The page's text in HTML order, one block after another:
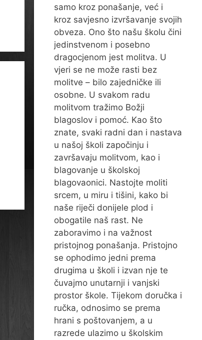
samo kroz ponašanje, već i
kroz savjesno izvršavanje svojih
obveza. Ono što našu školu čini
jedinstvenom i posebno
dragocjenom jest molitva. U
vjeri se ne može rasti bez
molitve – bilo zajedničke ili
osobne. U svakom radu
molitvom tražimo Božji
blagoslov i pomoć. Kao što
znate, svaki radni dan i nastava
u našoj školi započinju i
završavaju molitvom, kao i
blagovanje u školskoj
blagovaonici. Nastojte moliti
srcem, u miru i tišini, kako bi
naše riječi donijele plod i
obogatile naš rast. Ne
zaboravimo i na važnost
pristojnog ponašanja. Pristojno
se ophodimo jedni prema
drugima u školi i izvan nje te
čuvajmo unutarnji i vanjski
prostor škole. Tijekom doručka i
ručka, odnosimo se prema
hrani s poštovanjem, a u
razrede ulazimo u školskim